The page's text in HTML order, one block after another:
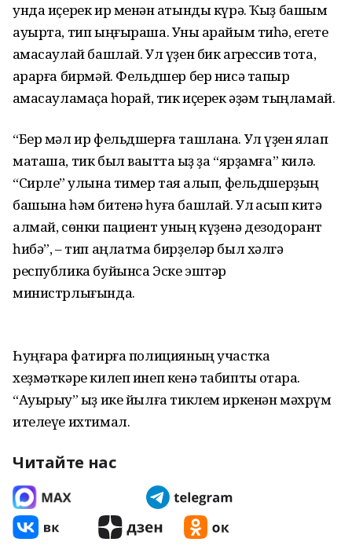
унда иҫерек ир менән ҡатынды күрә. Ҡыҙ башым
ауырта, тип ыңғыраша. Уны ҡарайым тиһә, егете
ҡамасаулай башлай. Ул үҙен бик агрессив тота,
ҡарарға бирмәй. Фельдшер бер нисә тапҡыр
ҡамасауламаҫҡа һорай, тик иҫерек әҙәм тыңламай.
“Бер мәл ир фельдшерға ташлана. Ул үҙен яҡлап
маташа, тик был ваҡытта ҡыҙ ҙа “ярҙамға” килә.
“Сирле” ҡулына тимер таяҡ алып, фельдшерҙың
башына һәм битенә һуға башлай. Ул ҡасып китә
алмай, сөнки пациент уның күҙенә дезодорант
һибә”, – тип аңлатма бирҙеләр был хәлгә
республика буйынса Эске эштәр
министрлығында.
Һуңғараҡ фатирға полицияның участка
хеҙмәткәре килеп инеп кенә табипты ҡотҡара.
“Ауырыу” ҡыҙ ике йылға тиклем иркенән мәхрүм
ителеүе ихтимал.
Читайте нас